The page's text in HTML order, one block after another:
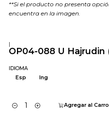
**Si el producto no presenta
encuentra en la imagen.
|
OP04-088 U Hajrudin
IDIOMA
Esp
Ing
Cantidad
Agregar al Carro